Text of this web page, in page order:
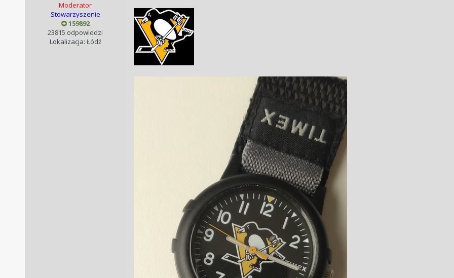
Moderator
Stowarzyszenie
159892
23815 odpowiedzi
Lokalizacja: Łódź